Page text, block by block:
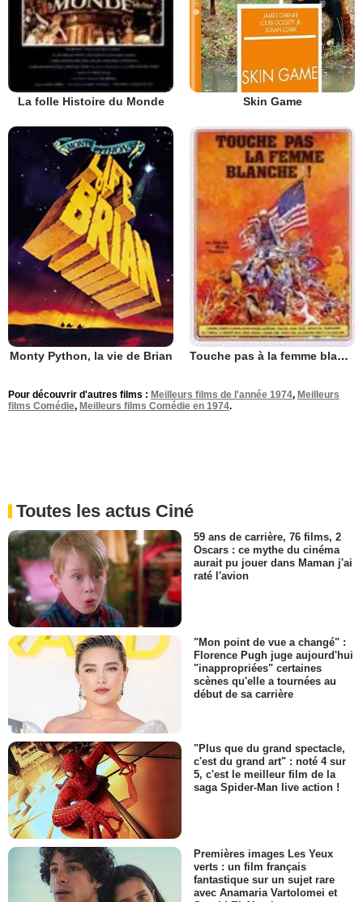
La folle Histoire du Monde Skin Game
Monty Python, la vie de Brian Touche pas à la femme blanche
Pour découvrir d'autres films : Meilleurs films de l'année 1974, Meilleurs
films Comédie, Meilleurs films Comédie en 1974.
Toutes les actus Ciné
59 ans de carrière, 76 films, 2
Oscars : ce mythe du cinéma
aurait pu jouer dans Maman j'ai
raté l'avion
"Mon point de vue a changé" :
Florence Pugh juge aujourd'hui
"inappropriées" certaines
scènes qu'elle a tournées au
début de sa carrière
"Plus que du grand spectacle,
c'est du grand art" : noté 4 sur
5, c'est le meilleur film de la
saga Spider-Man live action !
Premières images Les Yeux
verts : un film français
fantastique sur un sujet rare
avec Anamaria Vartolomei et